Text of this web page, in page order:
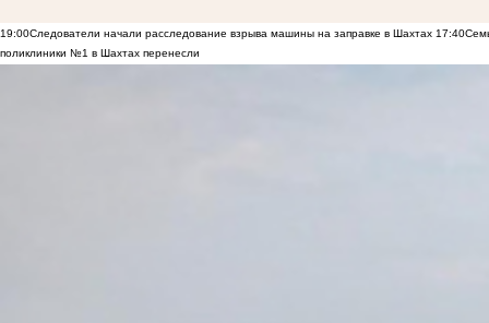
19:00Следователи начали расследование взрыва машины на заправке в Шахтах 17:40
поликлиники №1 в Шахтах перенесли